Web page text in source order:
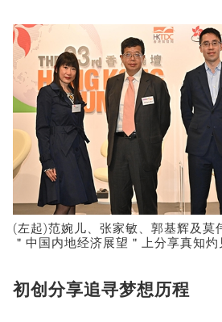
(左起)范婉儿、张家敏、郭基辉及莫
＂中国内地经济展望＂上分享真知灼
初创分享追寻梦想历程